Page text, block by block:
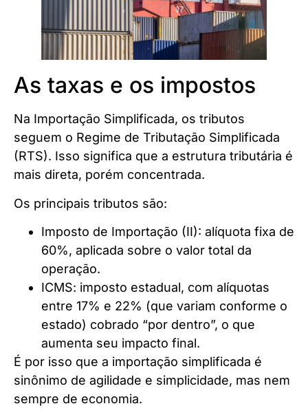
As taxas e os impostos
Na Importação Simplificada, os tributos
seguem o Regime de Tributação Simplificada
(RTS). Isso significa que a estrutura tributária é
mais direta, porém concentrada.
Os principais tributos são:
Imposto de Importação (II): alíquota fixa de
60%, aplicada sobre o valor total da
operação.
ICMS: imposto estadual, com alíquotas
entre 17% e 22% (que variam conforme o
estado) cobrado “por dentro”, o que
aumenta seu impacto final.
É por isso que a importação simplificada é
sinônimo de agilidade e simplicidade, mas nem
sempre de economia.